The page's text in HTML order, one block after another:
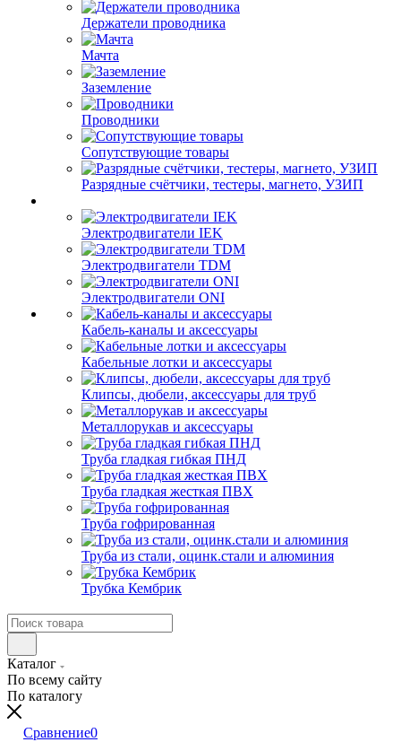
Держатели проводника
Мачта
Заземление
Проводники
Сопутствующие товары
Разрядные счётчики, тестеры, магнето, УЗИП
Электродвигатели IEK
Электродвигатели TDM
Электродвигатели ONI
Кабель-каналы и аксессуары
Кабельные лотки и аксессуары
Клипсы, дюбели, аксессуары для труб
Металлорукав и аксессуары
Труба гладкая гибкая ПНД
Труба гладкая жесткая ПВХ
Труба гофрированная
Труба из стали, оцинк.стали и алюминия
Трубка Кембрик
Каталог
По всему сайту
По каталогу
Сравнение0